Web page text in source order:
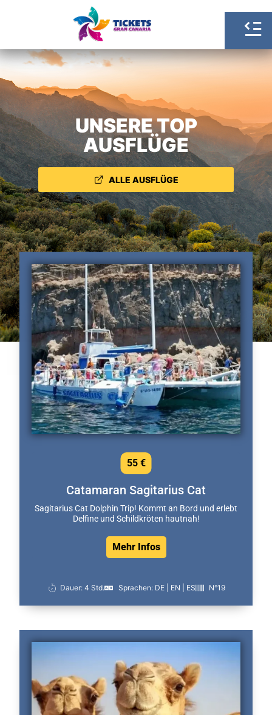
UNSERE TOP
AUSFLÜGE
ALLE AUSFLÜGE
Catamaran Sagitarius Cat
Sagitarius Cat Dolphin Trip! Kommt an Bord und erlebt
Delfine und Schildkröten hautnah!
Mehr Infos
55 €
Dauer: 4 Std. Sprachen: DE | EN | ES N°19